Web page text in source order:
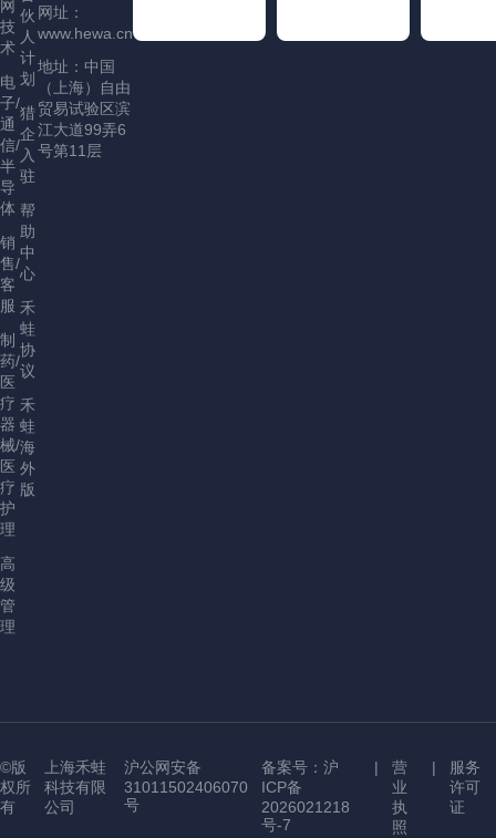
网
技
术
电
子/
通
信/
半
导
体
销
售/
客
服
制
药/
医
疗
器
械/
医
疗
护
理
高
级
管
理
伙
人
计
划
猎
企
入
驻
帮
助
中
心
禾
蛙
协
议
禾
蛙
海
外
版
网址：
www.hewa.cn
地址：中国
（上海）自由
贸易试验区滨
江大道99弄6
号第11层
©版
权所
有
上海禾蛙
科技有限
公司
沪公网安备
31011502406070
号
备案号：沪
ICP备
2026021218
号-7
|
营
业
执
照
|
服务
许可
证